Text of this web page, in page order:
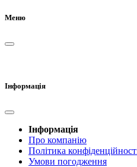
Меню
Інформація
Інформація
Про компанію
Політика
Умови погодження